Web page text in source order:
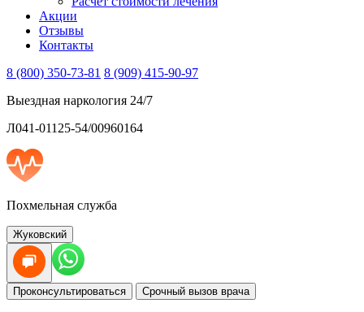
Акции
Отзывы
Контакты
8 (800) 350-73-81 8 (909) 415-90-97
Выездная наркология 24/7
Л041-01125-54/00960164
Похмельная служба
Жуковский
Проконсультироваться Срочный вызов врача